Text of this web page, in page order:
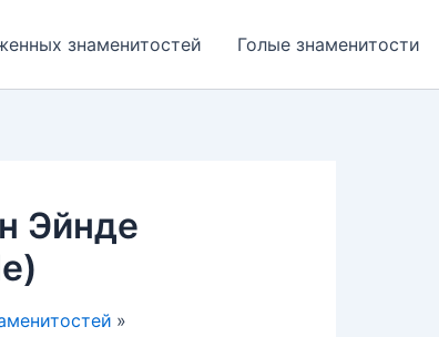
знаменитостей Голые знаменитости
Эйнде